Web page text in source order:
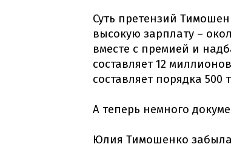
Суть претензий
высокую зарплату –
вместе с премией и
составляет 12
составляет порядка 500
А теперь немного
Юлия Тимошенко